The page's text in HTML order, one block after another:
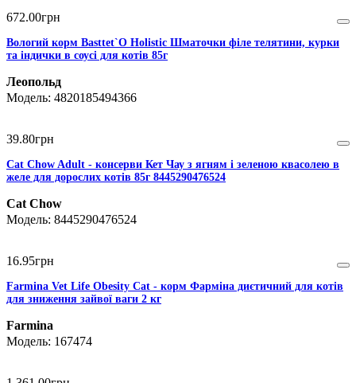
672.00грн
Вологий корм Basttet`O Holistic Шматочки філе телятини, курки
та індички в соусі для котів 85г
Леопольд
4820185494366
39.80грн
Cat Chow Adult - консерви Кет Чау з ягням і зеленою квасолею в
желе для дорослих котів 85г 8445290476524
Cat Chow
8445290476524
16.95грн
Farmina Vet Life Obesity Cat - корм Фарміна диєтичний для котів
для зниження зайвої ваги 2 кг
Farmina
167474